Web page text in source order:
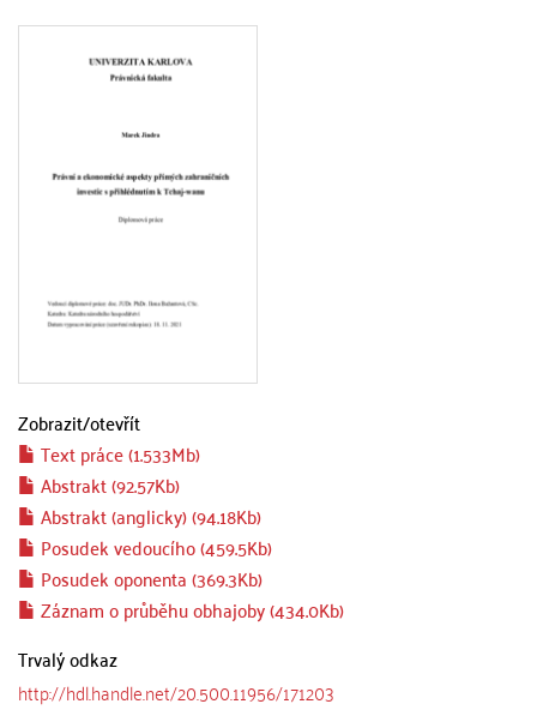
Zobrazit/otevřít
Text práce (1.533Mb)
Abstrakt (92.57Kb)
Abstrakt (anglicky) (94.18Kb)
Posudek vedoucího (459.5Kb)
Posudek oponenta (369.3Kb)
Záznam o průběhu obhajoby (434.0Kb)
Trvalý odkaz
http://hdl.handle.net/20.500.11956/171203